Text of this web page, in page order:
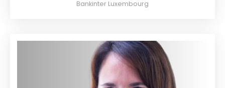
Bankinter Luxembourg